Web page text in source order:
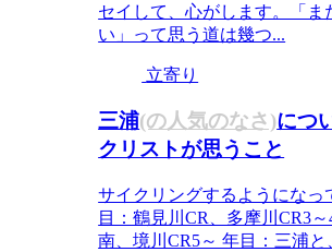
セイして、心がします。「ま
い」って思う道は幾つ...
立寄り
三浦(の人気のなさ)につ
クリストが思うこと
サイクリングするようになっ
目：鶴見川CR、多摩川CR3
南、境川CR5～ 年目：三浦と